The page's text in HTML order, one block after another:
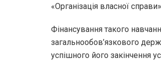
«Організація власної
Фінансування такого
загальнообов’язкового
успішного його закінчення